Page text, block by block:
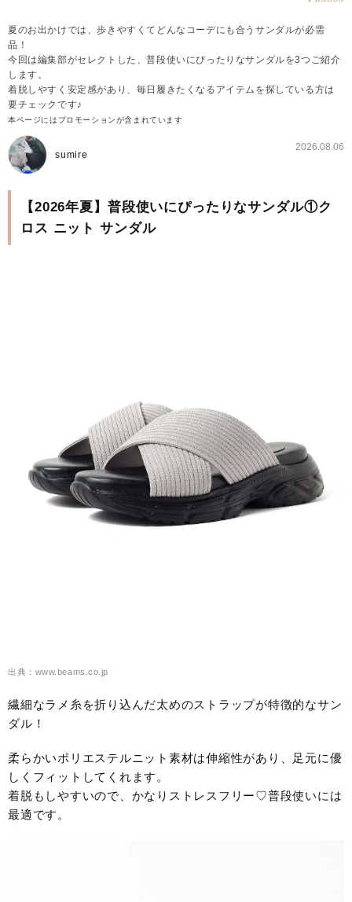
夏のお出かけでは、歩きやすくてどんなコーデにも合うサンダルが必需
品！
今回は編集部がセレクトした、普段使いにぴったりなサンダルを3つご紹介
します。
着脱しやすく安定感があり、毎日履きたくなるアイテムを探している方は
要チェックです♪
本ページにはプロモーションが含まれています
sumire
2026.08.06
【2026年夏】普段使いにぴったりなサンダル①ク
ロス ニット サンダル
出典：www.beams.co.jp
繊細なラメ糸を折り込んだ太めのストラップが特徴的なサン
ダル！
柔らかいポリエステルニット素材は伸縮性があり、足元に優
しくフィットしてくれます。
着脱もしやすいので、かなりストレスフリー♡普段使いには
最適です。